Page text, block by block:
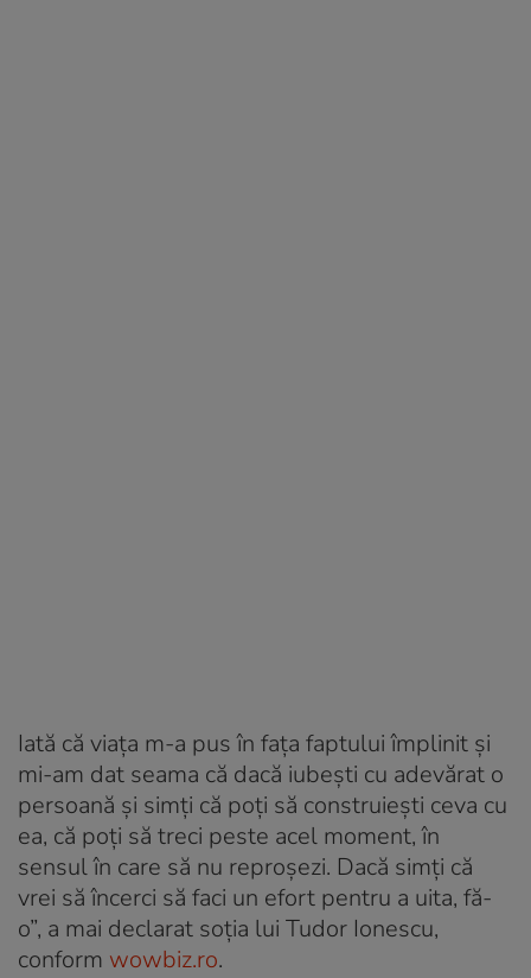
Iată că viața m-a pus în fața faptului împlinit și
mi-am dat seama că dacă iubești cu adevărat o
persoană și simți că poți să construiești ceva cu
ea, că poți să treci peste acel moment, în
sensul în care să nu reproșezi. Dacă simți că
vrei să încerci să faci un efort pentru a uita, fă-
o”, a mai declarat soția lui Tudor Ionescu,
conform wowbiz.ro.